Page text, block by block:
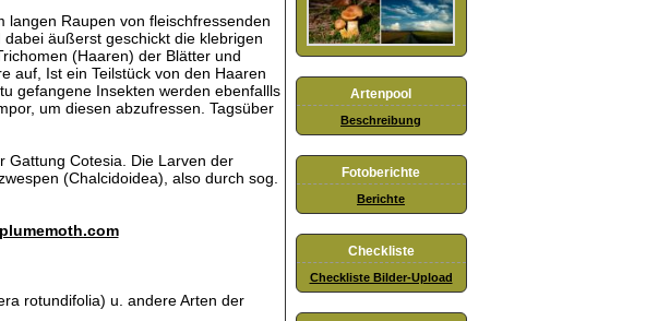
langen Raupen von fleischfressenden
äußerst geschickt die klebrigen
(Haaren) der Blätter und
auf, Ist ein Teilstück von den Haaren
gefangene Insekten werden ebenfallls
um diesen abzufressen. Tagsüber
Gattung Cotesia. Die Larven der
(Chalcidoidea), also durch sog.
rotundifolia) u. andere Arten der
Artenpool
Beschreibung
Fotoberichte
Berichte
Checkliste
Checkliste Bilder-Upload